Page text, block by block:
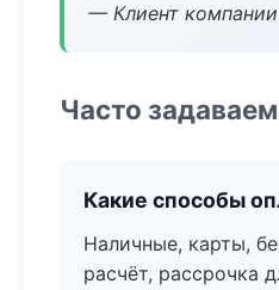
— Клиент компании
Часто
Какие способы
Наличные, карты,
расчёт, рассрочка